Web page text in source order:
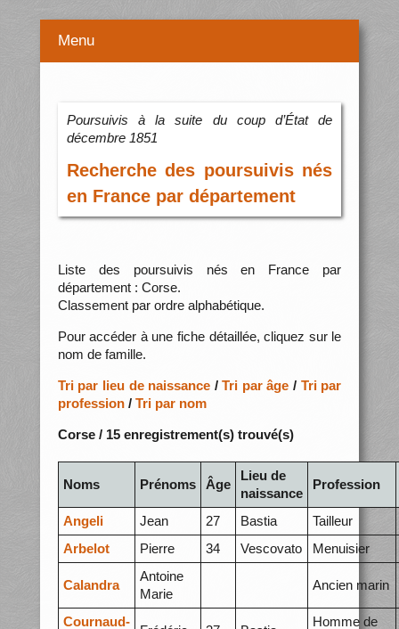
Menu
Poursuivis à la suite du coup d’État de
décembre 1851
Recherche des poursuivis nés
en France par département
Liste des poursuivis nés en France par
département : Corse.
Classement par ordre alphabétique.
Pour accéder à une fiche détaillée, cliquez sur le
nom de famille.
Tri par lieu de naissance /Tri par âge / Tri par
profession/ Tri par nom
Corse / 15 enregistrement(s) trouvé(s)
Noms Prénoms Âge
Lieu de
naissance
Profession
Angeli Jean 27 Bastia
Tailleur
Arbelot
Pierre 34 Vescovato Menuisier
Calandra
Antoine
Marie
Ancien marin
Cournaud-
Homme de